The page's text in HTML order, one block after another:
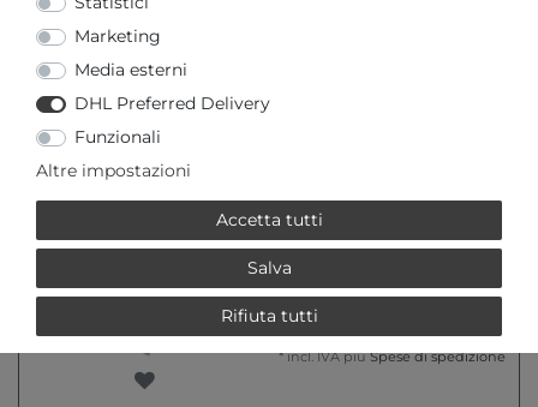
Pure! Diamonds Jewelry -
da 6149,00 € *
Pure! Diamonds Jewelry -
Braccia 4-Chrapt 18 kt
*incl. IVA più Spese di spedizione
Marketing
Media esterni
DHL Preferred Delivery
Funzionali
Altre impostazioni
Accetta tutti
Salva
Rifiuta tutti